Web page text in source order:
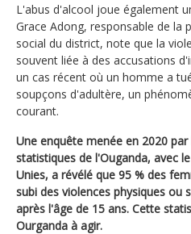
L'abus d'alcool joue également
Grace Adong, responsable de la
social du district, note que la
souvent liée à des accusations
un cas récent où un homme a
soupçons d'adultère, un
courant.
Une enquête menée en 2020
statistiques de l'Ouganda, avec
Unies, a révélé que 95 % des
subi des violences physiques ou
après l'âge de 15 ans. Cette
Ourganda à agir.